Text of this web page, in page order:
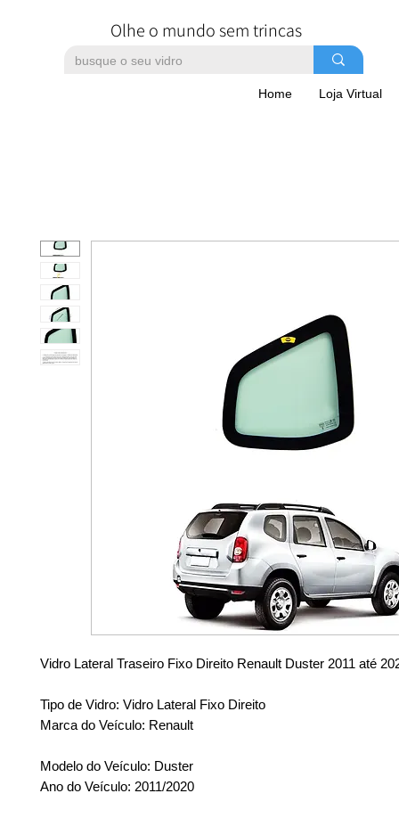
Olhe o mundo sem trincas
Home Loja Virtual
Vidro Lateral Traseiro Fixo Direito Renault Duster 2011 até
Tipo de Vidro: Vidro Lateral Fixo Direito
Marca do Veículo: Renault
Modelo do Veículo: Duster
Ano do Veículo: 2011/2020